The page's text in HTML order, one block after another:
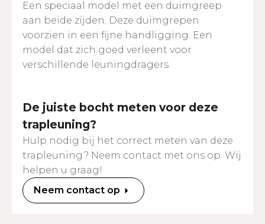
Een speciaal model met een duimgreep
aan beide zijden. Deze duimgrepen
voorzien in een fijne handligging. Een
model dat zich goed verleent voor
verschillende leuningdragers.
De juiste bocht meten voor deze
trapleuning?
Hulp nodig bij het correct meten van deze
trapleuning? Neem contact met ons op. Wij
helpen u graag!
Neem contact op